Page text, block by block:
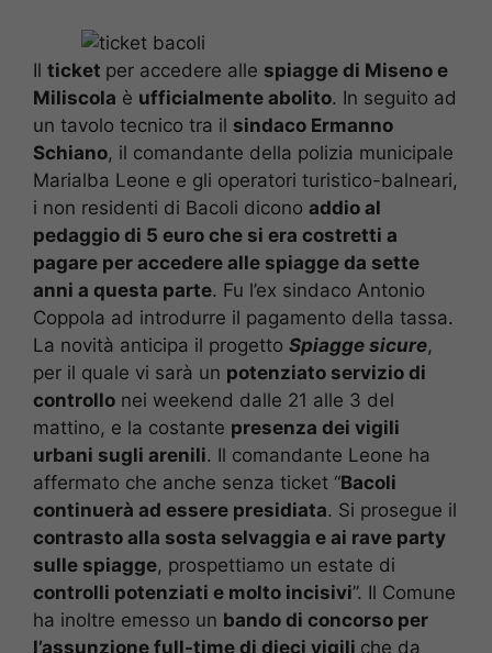
Il ticket per accedere alle spiagge di Miseno e
Miliscola è ufficialmente abolito. In seguito ad
un tavolo tecnico tra il sindaco Ermanno
Schiano, il comandante della polizia municipale
Marialba Leone e gli operatori turistico-balneari,
i non residenti di Bacoli dicono addio al
pedaggio di 5 euro che si era costretti a
pagare per accedere alle spiagge da sette
anni a questa parte. Fu l’ex sindaco Antonio
Coppola ad introdurre il pagamento della tassa.
La novità anticipa il progetto Spiagge sicure,
per il quale vi sarà un potenziato servizio di
controllo nei weekend dalle 21 alle 3 del
mattino, e la costante presenza dei vigili
urbani sugli arenili. Il comandante Leone ha
affermato che anche senza ticket “Bacoli
continuerà ad essere presidiata. Si prosegue il
contrasto alla sosta selvaggia e ai rave party
sulle spiagge, prospettiamo un estate di
controlli potenziati e molto incisivi”. Il Comune
ha inoltre emesso un bando di concorso per
l’assunzione full-time di dieci vigili che da